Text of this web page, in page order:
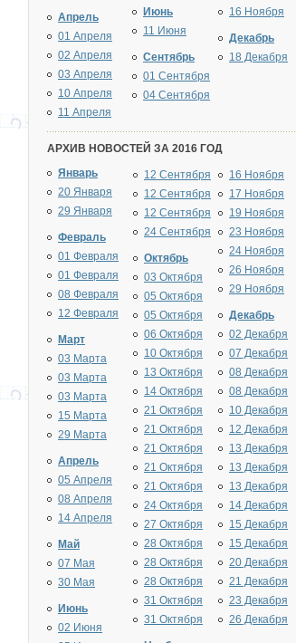
Апрель
01 Апреля
02 Апреля
03 Апреля
10 Апреля
11 Апреля
Июнь
11 Июня
Сентябрь
01 Сентября
04 Сентября
16 Ноября
Декабрь
18 Декабря
АРХИВ НОВОСТЕЙ ЗА 2016 ГОД
Январь
20 Января
29 Января
Февраль
01 Февраля
01 Февраля
08 Февраля
12 Февраля
Март
03 Марта
03 Марта
03 Марта
15 Марта
29 Марта
Апрель
05 Апреля
08 Апреля
14 Апреля
Май
07 Мая
30 Мая
Июнь
02 Июня
12 Сентября
12 Сентября
12 Сентября
24 Сентября
Октябрь
03 Октября
05 Октября
05 Октября
06 Октября
10 Октября
13 Октября
14 Октября
21 Октября
21 Октября
21 Октября
21 Октября
21 Октября
24 Октября
27 Октября
28 Октября
28 Октября
28 Октября
31 Октября
31 Октября
16 Ноября
17 Ноября
19 Ноября
23 Ноября
24 Ноября
26 Ноября
29 Ноября
Декабрь
02 Декабря
07 Декабря
08 Декабря
08 Декабря
10 Декабря
12 Декабря
13 Декабря
13 Декабря
13 Декабря
14 Декабря
15 Декабря
15 Декабря
20 Декабря
21 Декабря
23 Декабря
26 Декабря